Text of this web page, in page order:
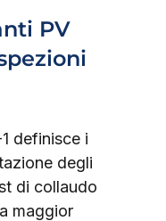
PV
definisce i
degli
di collaudo
maggior